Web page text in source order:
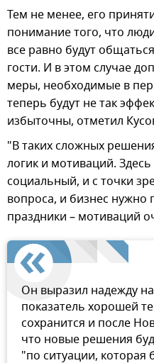
Тем не менее, его
понимание того, что
все равно будут
гости. И в этом случае
меры, необходимые в
теперь будут не так
избыточны, отметил
"В таких сложных
логик и мотиваций.
социальный, и с точки
вопроса, и бизнес нужно
праздники – мотиваций
Он выразил надежду
показатель хорошей
сохранится и после
что новые решения
"по ситуации, которая